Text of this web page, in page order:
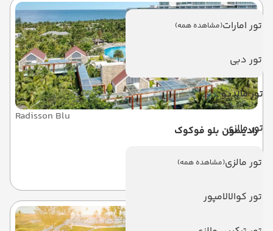
تور امارات(مشاهده همه)
تور دبی
تور مالدیو
تور مالزی
تور مالزی(مشاهده همه)
تور کوالالامپور
Radisson Blu
رادیسون بلو فوکوک
فوکوک